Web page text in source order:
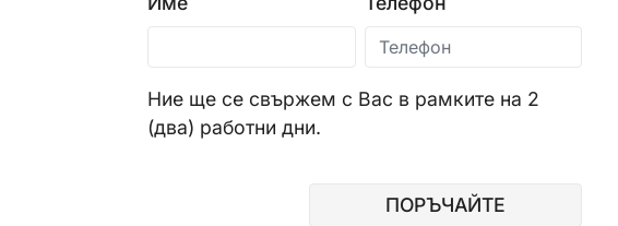
Ние ще се свържем с Вас в рамките на 2
(два) работни дни.
ПОРЪЧАЙТЕ